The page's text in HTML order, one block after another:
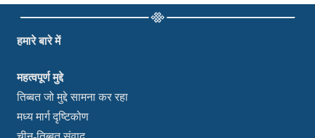
हमारे बारे में
महत्वपूर्ण मुद्दे
तिब्बत जो मुद्दे सामना कर रहा
मध्य मार्ग दृष्टिकोण